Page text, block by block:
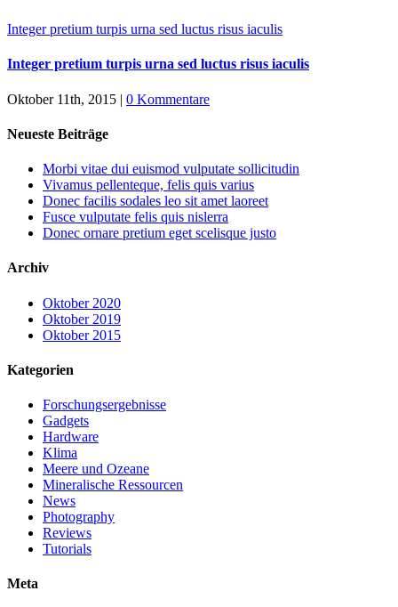
Integer pretium turpis urna sed luctus risus iaculis
Integer pretium turpis urna sed luctus risus iaculis
Oktober 11th, 2015 | 0 Kommentare
Neueste Beiträge
Morbi vitae dui euismod vulputate sollicitudin
Vivamus pellenteque, felis quis varius
Donec facilis sodales leo sit amet laoreet
Fusce vulputate felis quis nislerra
Donec ornare pretium eget scelisque justo
Archiv
Oktober 2020
Oktober 2019
Oktober 2015
Kategorien
Forschungsergebnisse
Gadgets
Hardware
Klima
Meere und Ozeane
Mineralische Ressourcen
News
Photography
Reviews
Tutorials
Meta